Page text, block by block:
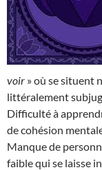
voir » où se situent
littéralement
Difficulté à
de cohésion
Manque de
faible qui se laisse